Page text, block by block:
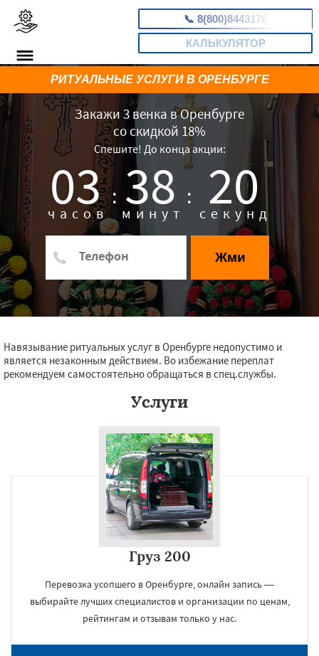
📞 8(800)8443176
КАЛЬКУЛЯТОР
Закажи 3 венка в Оренбурге
со скидкой 18%
Спешите! До конца акции:
03 :
часов 38 :
минут 19
секунд
Жми
РИТУАЛЬНЫЕ УСЛУГИ В ОРЕНБУРГЕ
Навязывание ритуальных услуг в Оренбурге недопустимо и
является незаконным действием. Во избежание переплат
рекомендуем самостоятельно обращаться в спец.службы.
Услуги
Груз 200
Перевозка усопшего в Оренбурге, онлайн запись —
выбирайте лучших специалистов и организации по ценам,
рейтингам и отзывам только у нас.